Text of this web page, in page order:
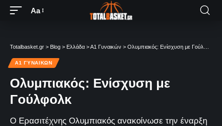
Aa
Totalbasket.gr > Blog > Ελλάδα >Α1 Γυναικών > Ολυμπιακός: Ενίσχυση με Γούλφολκ
Α1 ΓΥΝΑΙΚΏΝ
Ολυμπιακός: Ενίσχυση με
Γούλφολκ
Ο Ερασιτέχνης Ολυμπιακός ανακοίνωσε την έναρξη